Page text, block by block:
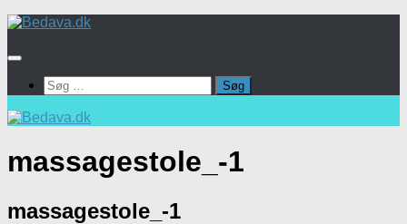
Skip
content
Søg
efter:
massagestole_-1
massagestole_-1